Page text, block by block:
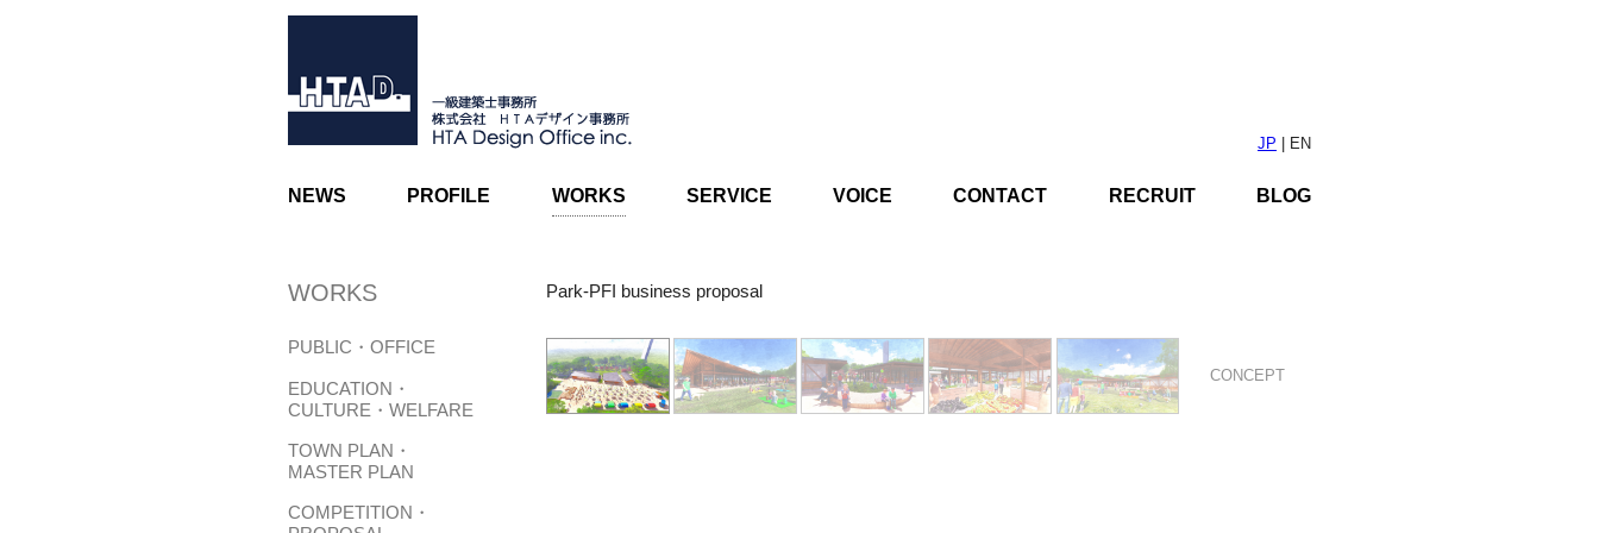
JP | EN
NEWS PROFILE WORKS SERVICE VOICE CONTACT RECRUIT BLOG
WORKS
PUBLIC・OFFICE
EDUCATION・
CULTURE・WELFARE
TOWN PLAN・
MASTER PLAN
COMPETITION・
Park-PFI business proposal
歴史ある土地にある公園のPark-PFI事業プロポーザルである。 『時とまちをつなぐ"交流Stay-tion"』をコンセ
プトに、過去・現在・未来、世代と世代の交流、まちとまちの交流を促す施設を提案した。 公園内施設
は、木造で眺望に配慮した切妻屋根とし、翼を拡げた屋根をイメージする外観デザインとし、公園内の既存動
線から新たな動線まで 考えた配置計画とした。
CONCEPT